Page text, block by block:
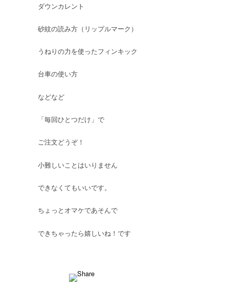
ダウンカレント
砂紋の読み方（リップルマーク）
うねりの力を使ったフィンキック
台車の使い方
などなど
「毎回ひとつだけ」で
ご注文どうぞ！
小難しいことはいりません
できなくてもいいです。
ちょっとオマケであそんで
できちゃったら嬉しいね！です